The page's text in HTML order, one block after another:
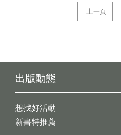
上一頁
出版動態
想找好活動
新書特推薦